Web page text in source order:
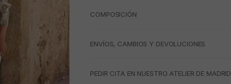
COMPOSICIÓN
ENVÍOS, CAMBIOS Y DEVOLUCIONES
PEDIR CITA EN NUESTRO ATELIER DE MADRID